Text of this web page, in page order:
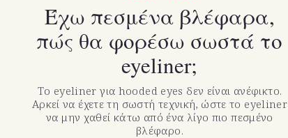
Έχω πεσμένα βλέφαρα,
πώς θα φορέσω σωστά το
eyeliner;
Το eyeliner για hooded eyes δεν είναι ανέφικτο.
Αρκεί να έχετε τη σωστή τεχνική, ώστε το eyeliner
να μην χαθεί κάτω από ένα λίγο πιο πεσμένο
βλέφαρο.